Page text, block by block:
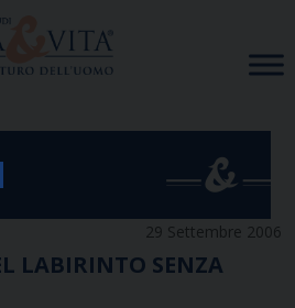
29 Settembre 2006
LABIRINTO SENZA